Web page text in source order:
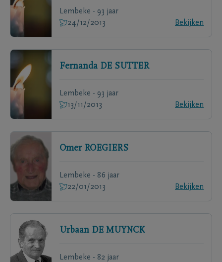
Lembeke - 93 jaar
24/12/2013
Bekijken
Fernanda DE SUTTER
Lembeke - 93 jaar
13/11/2013
Bekijken
Omer ROEGIERS
Lembeke - 86 jaar
22/01/2013
Bekijken
Urbaan DE MUYNCK
Lembeke - 82 jaar